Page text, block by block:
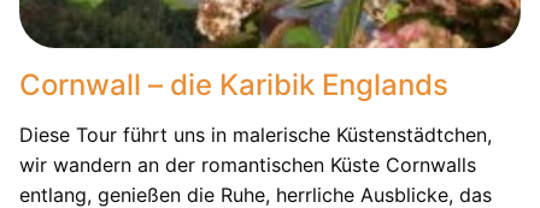
Cornwall – die Karibik Englands
Diese Tour führt uns in malerische Küstenstädtchen,
wir wandern an der romantischen Küste Cornwalls
entlang, genießen die Ruhe, herrliche Ausblicke, das